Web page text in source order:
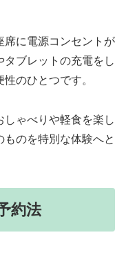
席に電源コンセントが
ブレットの充電をし
のひとつです。
ゃべりや軽食を楽し
のを特別な体験へと
約法